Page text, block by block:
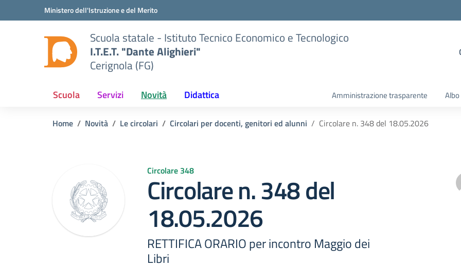
Vai ai contenuti
Vai al menu di navigazioneMinistero dell'Istruzione e del Merito
Scuola statale - Istituto Tecnico Economico e Tecnologico
I.T.E.T. "Dante Alighieri"
Cerignola (FG)
Scuola Servizi Novità Didattica Amministrazione trasparente
Home Novità Le circolari Circolari per docenti, genitori ed alunni Circolare n. 348 del 18.05.2026
Circolare 348
Circolare n. 348 del
18.05.2026
RETTIFICA ORARIO per incontro Maggio dei
Libri